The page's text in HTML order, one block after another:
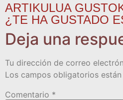
ARTIKULUA
¿TE HA GUSTADO
Deja una
Tu dirección de correo
Los campos obligatorios
Comentario *